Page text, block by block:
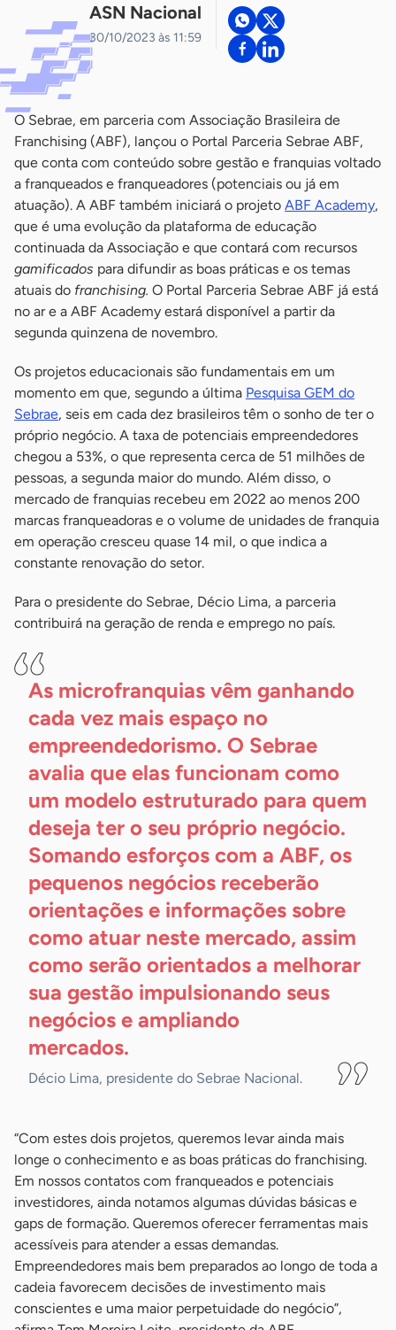
ASN Nacional
30/10/2023 às 11:59
O Sebrae, em parceria com Associação Brasileira de
Franchising (ABF), lançou o Portal Parceria Sebrae ABF,
que conta com conteúdo sobre gestão e franquias voltado
a franqueados e franqueadores (potenciais ou já em
atuação). A ABF também iniciará o projeto ABF Academy,
que é uma evolução da plataforma de educação
continuada da Associação e que contará com recursos
gamificados para difundir as boas práticas e os temas
atuais do franchising. O Portal Parceria Sebrae ABF já está
no ar e a ABF Academy estará disponível a partir da
segunda quinzena de novembro.
Os projetos educacionais são fundamentais em um
momento em que, segundo a última Pesquisa GEM do
Sebrae, seis em cada dez brasileiros têm o sonho de ter o
próprio negócio. A taxa de potenciais empreendedores
chegou a 53%, o que representa cerca de 51 milhões de
pessoas, a segunda maior do mundo. Além disso, o
mercado de franquias recebeu em 2022 ao menos 200
marcas franqueadoras e o volume de unidades de franquia
em operação cresceu quase 14 mil, o que indica a
constante renovação do setor.
Para o presidente do Sebrae, Décio Lima, a parceria
contribuirá na geração de renda e emprego no país.
As microfranquias vêm ganhando
cada vez mais espaço no
empreendedorismo. O Sebrae
avalia que elas funcionam como
um modelo estruturado para quem
deseja ter o seu próprio negócio.
Somando esforços com a ABF, os
pequenos negócios receberão
orientações e informações sobre
como atuar neste mercado, assim
como serão orientados a melhorar
sua gestão impulsionando seus
negócios e ampliando
mercados.
Décio Lima, presidente do Sebrae Nacional.
“Com estes dois projetos, queremos levar ainda mais
longe o conhecimento e as boas práticas do franchising.
Em nossos contatos com franqueados e potenciais
investidores, ainda notamos algumas dúvidas básicas e
gaps de formação. Queremos oferecer ferramentas mais
acessíveis para atender a essas demandas.
Empreendedores mais bem preparados ao longo de toda a
cadeia favorecem decisões de investimento mais
conscientes e uma maior perpetuidade do negócio”,